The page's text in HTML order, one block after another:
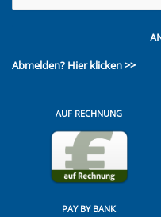
Abmelden? Hier klicken >>
AUF RECHNUNG
PAY BY BANK